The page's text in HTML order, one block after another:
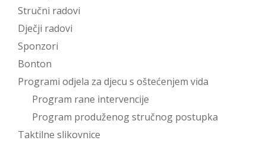
Stručni radovi
Dječji radovi
Sponzori
Bonton
Programi odjela za djecu s oštećenjem vida
Program rane intervencije
Program produženog stručnog postupka
Taktilne slikovnice